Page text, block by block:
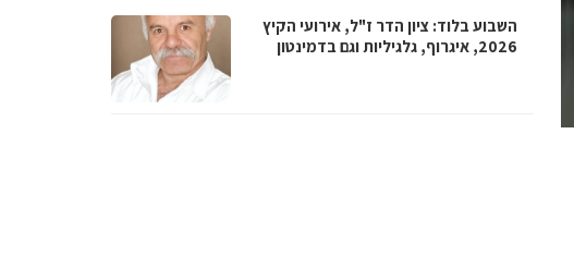
השבוע בלוד: ציון הדר ז"ל, אירועי הקיץ
2026, איגרוף, גלגיליות וגם בדמינטון